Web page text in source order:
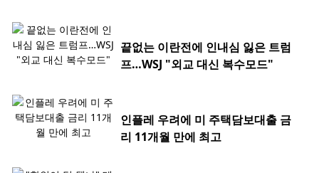
끝없는 이란전에 인내심 잃은 트럼
프…WSJ "외교 대신 복수모드"
인플레 우려에 미 주택담보대출 금
리 11개월 만에 최고